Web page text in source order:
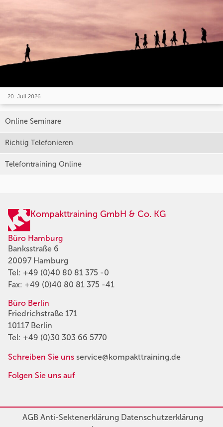
20. Juli 2026
Online Seminare
Richtig Telefonieren
Telefontraining Online
Kompakttraining GmbH & Co. KG
Büro Hamburg
Banksstraße 6
20097 Hamburg
Tel: +49 (0)40 80 81 375 -0
Fax: +49 (0)40 80 81 375 -41
Büro Berlin
Friedrichstraße 171
10117 Berlin
Tel: +49 (0)30 303 66 5770
Schreiben Sie uns service@kompakttraining.de
Folgen Sie uns auf
AGBAnti-SektenerklärungDatenschutzerklärung